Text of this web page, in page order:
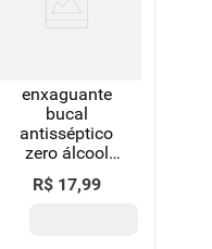
enxaguante
bucal
antisséptico
zero álcool
melancia &
hortelã
R$ 17,99